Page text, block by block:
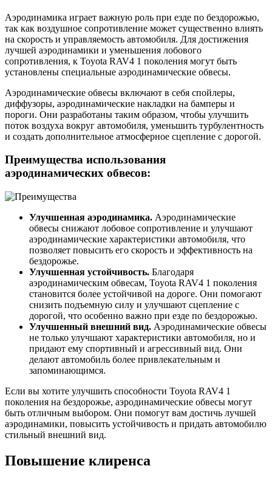
Аэродинамика играет важную роль при езде по бездорожью,
так как воздушное сопротивление может существенно влиять
на скорость и управляемость автомобиля. Для достижения
лучшей аэродинамики и уменьшения лобового
сопротивления, к Toyota RAV4 1 поколения могут быть
установлены специальные аэродинамические обвесы.
Аэродинамические обвесы включают в себя спойлеры,
диффузоры, аэродинамические накладки на бамперы и
пороги. Они разработаны таким образом, чтобы улучшить
поток воздуха вокруг автомобиля, уменьшить турбулентность
и создать дополнительное атмосферное сцепление с дорогой.
Преимущества использования
аэродинамических обвесов:
Улучшенная аэродинамика. Аэродинамические
обвесы снижают лобовое сопротивление и улучшают
аэродинамические характеристики автомобиля, что
позволяет повысить его скорость и эффективность на
бездорожье.
Улучшенная устойчивость. Благодаря
аэродинамическим обвесам, Toyota RAV4 1 поколения
становится более устойчивой на дороге. Они помогают
снизить подъемную силу и улучшают сцепление с
дорогой, что особенно важно при езде по бездорожью.
Улучшенный внешний вид. Аэродинамические обвесы
не только улучшают характеристики автомобиля, но и
придают ему спортивный и агрессивный вид. Они
делают автомобиль более привлекательным и
запоминающимся.
Если вы хотите улучшить способности Toyota RAV4 1
поколения на бездорожье, аэродинамические обвесы могут
быть отличным выбором. Они помогут вам достичь лучшей
аэродинамики, повысить устойчивость и придать автомобилю
стильный внешний вид.
Повышение клиренса